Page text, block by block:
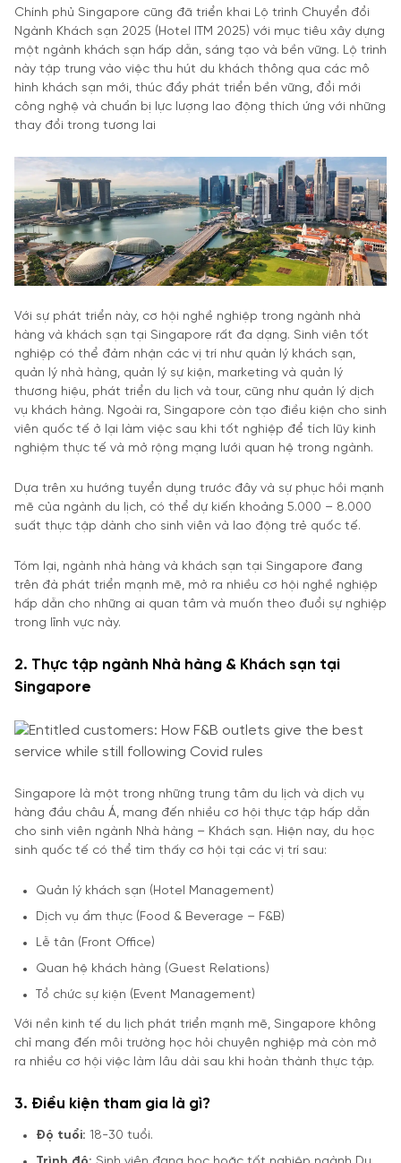
Chính phủ Singapore cũng đã triển khai Lộ trình Chuyển đổi
Ngành Khách sạn 2025 (Hotel ITM 2025) với mục tiêu xây dựng
một ngành khách sạn hấp dẫn, sáng tạo và bền vững. Lộ trình
này tập trung vào việc thu hút du khách thông qua các mô
hình khách sạn mới, thúc đẩy phát triển bền vững, đổi mới
công nghệ và chuẩn bị lực lượng lao động thích ứng với những
thay đổi trong tương lai
Với sự phát triển này, cơ hội nghề nghiệp trong ngành nhà
hàng và khách sạn tại Singapore rất đa dạng. Sinh viên tốt
nghiệp có thể đảm nhận các vị trí như quản lý khách sạn,
quản lý nhà hàng, quản lý sự kiện, marketing và quản lý
thương hiệu, phát triển du lịch và tour, cũng như quản lý dịch
vụ khách hàng. Ngoài ra, Singapore còn tạo điều kiện cho sinh
viên quốc tế ở lại làm việc sau khi tốt nghiệp để tích lũy kinh
nghiệm thực tế và mở rộng mạng lưới quan hệ trong ngành.​
Dựa trên xu hướng tuyển dụng trước đây và sự phục hồi mạnh
mẽ của ngành du lịch, có thể dự kiến khoảng 5.000 – 8.000
suất thực tập dành cho sinh viên và lao động trẻ quốc tế.
Tóm lại, ngành nhà hàng và khách sạn tại Singapore đang
trên đà phát triển mạnh mẽ, mở ra nhiều cơ hội nghề nghiệp
hấp dẫn cho những ai quan tâm và muốn theo đuổi sự nghiệp
trong lĩnh vực này.
2. Thực tập ngành Nhà hàng & Khách sạn tại
Singapore
Singapore là một trong những trung tâm du lịch và dịch vụ
hàng đầu châu Á, mang đến nhiều cơ hội thực tập hấp dẫn
cho sinh viên ngành Nhà hàng – Khách sạn. Hiện nay, du học
sinh quốc tế có thể tìm thấy cơ hội tại các vị trí sau:
Quản lý khách sạn (Hotel Management)
Dịch vụ ẩm thực (Food & Beverage – F&B)
Lễ tân (Front Office)
Quan hệ khách hàng (Guest Relations)
Tổ chức sự kiện (Event Management)
Với nền kinh tế du lịch phát triển mạnh mẽ, Singapore không
chỉ mang đến môi trường học hỏi chuyên nghiệp mà còn mở
ra nhiều cơ hội việc làm lâu dài sau khi hoàn thành thực tập.
3. Điều kiện tham gia là gì?
Độ tuổi: 18-30 tuổi.